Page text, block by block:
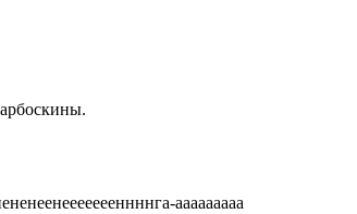
ааааааааа